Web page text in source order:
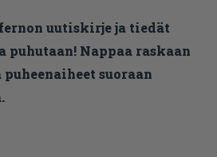
uutiskirje ja tiedät
Nappaa raskaan
suoraan